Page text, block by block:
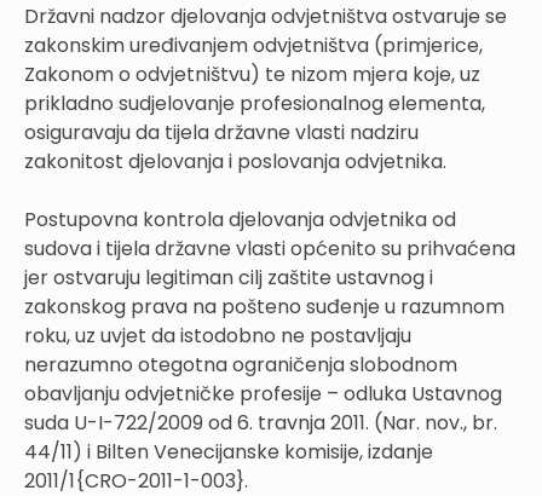
Državni nadzor djelovanja odvjetništva ostvaruje se
zakonskim uređivanjem odvjetništva (primjerice,
Zakonom o odvjetništvu) te nizom mjera koje, uz
prikladno sudjelovanje profesionalnog elementa,
osiguravaju da tijela državne vlasti nadziru
zakonitost djelovanja i poslovanja odvjetnika.
Postupovna kontrola djelovanja odvjetnika od
sudova i tijela državne vlasti općenito su prihvaćena
jer ostvaruju legitiman cilj zaštite ustavnog i
zakonskog prava na pošteno suđenje u razumnom
roku, uz uvjet da istodobno ne postavljaju
nerazumno otegotna ograničenja slobodnom
obavljanju odvjetničke profesije – odluka Ustavnog
suda U-I-722/2009 od 6. travnja 2011. (Nar. nov., br.
44/11) i Bilten Venecijanske komisije, izdanje
2011/1{CRO-2011-1-003}.